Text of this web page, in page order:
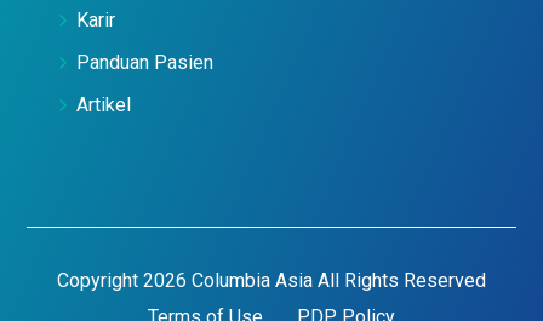
Karir
Panduan Pasien
Artikel
Copyright 2026 Columbia Asia All Rights Reserved
Terms of Use
PDP Policy